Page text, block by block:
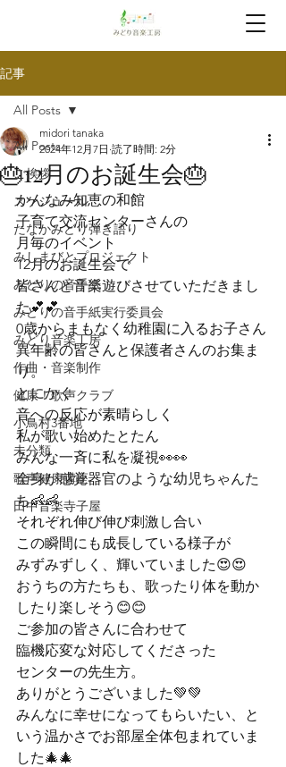
記事
All Posts
ご挨拶
スケジュール
たなかみどり弾き語り
みしまびとプロジェクト
みどりの音手紙
みどりの音手紙実行委員会
みどり音楽工房
作曲・音楽制作
健康！歌声クラブ
小鳥村3番地
未分類
歌声健康講座
田中音楽寺子屋
All Posts
🎂12月のお誕生会🎂
midori tanaka
2024年12月7日 読了時間: 2分
かんなみ知恵の和館
子育て交流センターさんの
月毎のイベント
12月のお誕生会で
皆さんと音楽遊びさせていただきまし
た💕💕
0歳からまもなく幼稚園に入るお子さん
異年齢の皆さんと保護者さんのお集ま
り。
とにかく
音への反応が素晴らしく
私が歌い始めたとたん
みんな一斉に私を凝視👀👀
全身が感覚器官のような幼児ちゃんた
ち👶👶
それぞれ伸び伸び刺激し合い
この瞬間にも成長している様子が
みずみずしく、輝いていました😍😍
おうちの方たちも、歌ったり体を動か
したり楽しそう😊😊
ご参加の皆さんに合わせて
臨機応変な対応してくださった
センターの先生方。
ありがとうございました💚💚
みんなに幸せになってもらいたい、と
いう温かさでお部屋全体包まれていま
した🎄🎄